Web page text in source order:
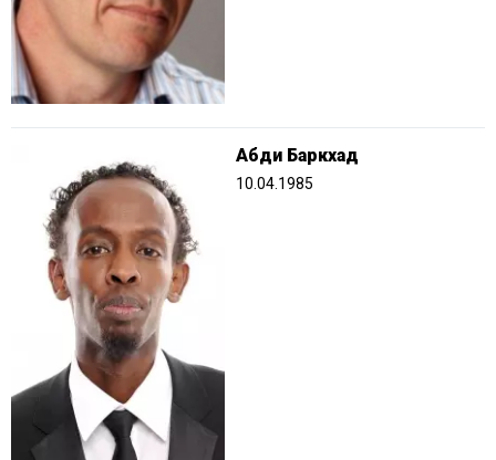
Абди Баркхад
10.04.1985